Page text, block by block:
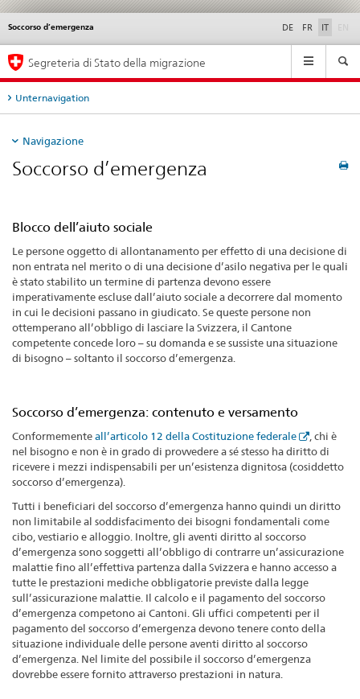
Soccorso d’emergenza DE FR IT
Service
Navigation
Segreteria di Stato della migrazione
Unternavigation
Navigazione
Soccorso d’emergenza
Blocco dell’aiuto sociale
Le persone oggetto di allontanamento per effetto di una decisione di
non entrata nel merito o di una decisione d’asilo negativa per le quali
è stato stabilito un termine di partenza devono essere
imperativamente escluse dall’aiuto sociale a decorrere dal momento
in cui le decisioni passano in giudicato. Se queste persone non
ottemperano all’obbligo di lasciare la Svizzera, il Cantone
competente concede loro – su domanda e se sussiste una situazione
di bisogno – soltanto il soccorso d’emergenza.
Soccorso d’emergenza: contenuto e versamento
Conformementeall’articolo 12 della Costituzione federale
, chi è
nel bisogno e non è in grado di provvedere a sé stesso ha diritto di
ricevere i mezzi indispensabili per un’esistenza dignitosa (cosiddetto
soccorso d’emergenza).
Tutti i beneficiari del soccorso d’emergenza hanno quindi un diritto
non limitabile al soddisfacimento dei bisogni fondamentali come
cibo, vestiario e alloggio. Inoltre, gli aventi diritto al soccorso
d’emergenza sono soggetti all’obbligo di contrarre un’assicurazione
malattie fino all’effettiva partenza dalla Svizzera e hanno accesso a
tutte le prestazioni mediche obbligatorie previste dalla legge
sull’assicurazione malattie. Il calcolo e il pagamento del soccorso
d’emergenza competono ai Cantoni. Gli uffici competenti per il
pagamento del soccorso d’emergenza devono tenere conto della
situazione individuale delle persone aventi diritto al soccorso
d’emergenza. Nel limite del possibile il soccorso d’emergenza
dovrebbe essere fornito attraverso prestazioni in natura.